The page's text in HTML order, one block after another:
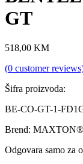
GT
518,00 KM
(0 customer
Šifra proizvoda:
BE-CO-GT-1-
Brend:
Odgovara samo za